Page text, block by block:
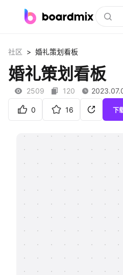
社区资源
下载
客户案例
支持
帮助中心
社区 > 婚礼策划看板
婚礼策划看板
2509 120
0 16 下